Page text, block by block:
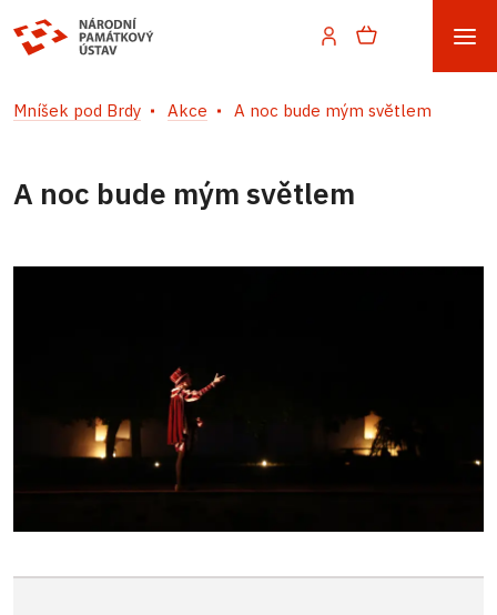
Mníšek pod Brdy Akce A noc bude mým světlem
A noc bude mým světlem